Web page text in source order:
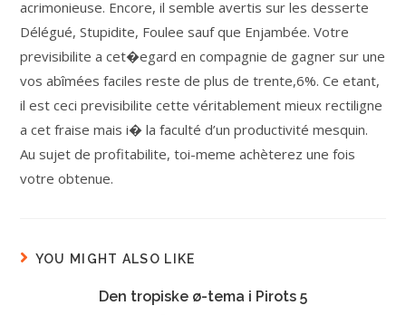
acrimonieuse. Encore, il semble avertis sur les desserte
Délégué, Stupidite, Foulee sauf que Enjambée. Votre
previsibilite a cet�egard en compagnie de gagner sur une
vos abîmées faciles reste de plus de trente,6%. Ce etant,
il est ceci previsibilite cette véritablement mieux rectiligne
a cet fraise mais i� la faculté d’un productivité mesquin.
Au sujet de profitabilite, toi-meme achèterez une fois
votre obtenue.
YOU MIGHT ALSO LIKE
Den tropiske ø-tema i Pirots 5